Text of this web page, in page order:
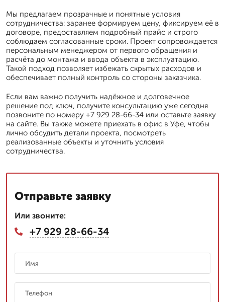
Мы предлагаем прозрачные и понятные условия
сотрудничества: заранее формируем цену, фиксируем её в
договоре, предоставляем подробный прайс и строго
соблюдаем согласованные сроки. Проект сопровождается
персональным менеджером от первого обращения и
расчёта до монтажа и ввода объекта в эксплуатацию.
Такой подход позволяет избежать скрытых расходов и
обеспечивает полный контроль со стороны заказчика.
Если вам важно получить надёжное и долговечное
решение под ключ, получите консультацию уже сегодня
позвоните по номеру +7 929 28-66-34 или оставьте заявку
на сайте. Вы также можете приехать в офис в Уфе, чтобы
лично обсудить детали проекта, посмотреть
реализованные объекты и уточнить условия
сотрудничества.
Отправьте заявку
Или звоните:
+7 929 28-66-34